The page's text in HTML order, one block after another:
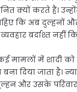
क्यों करते हैं।
कि अब दुल्हनों
बर्दाश्त नहीं
मामलों में शादी
दिया जाता है।
और उसके परिवार